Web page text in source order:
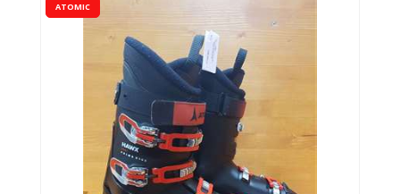
ATOMIC